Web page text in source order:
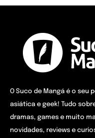
O Suco de Mangá é o
asiática e geek! Tudo
dramas, games e muito
novidades, reviews e